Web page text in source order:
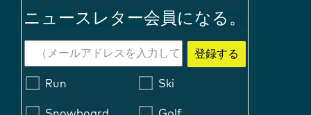
ニュースレター会員になる。
登録する
Run Ski